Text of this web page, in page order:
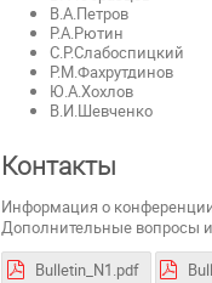
В.А.Петров
Р.А.Рютин
С.Р.Слабоспицкий
Р.М.Фахрутдинов
Ю.А.Хохлов
В.И.Шевченко
Контакты
Информация о
Дополнительные вопросы
Bulletin_N1.pdf